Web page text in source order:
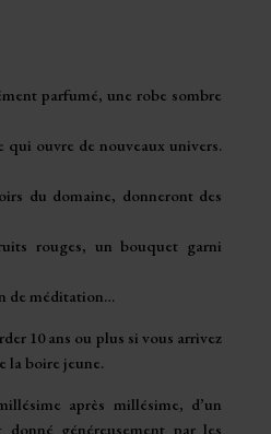
parfumé, une robe sombre
qui ouvre de nouveaux univers.
du domaine, donneront des
rouges, un bouquet garni
de méditation…
10 ans ou plus si vous arrivez
la boire jeune.
après millésime, d’un
généreusement par les